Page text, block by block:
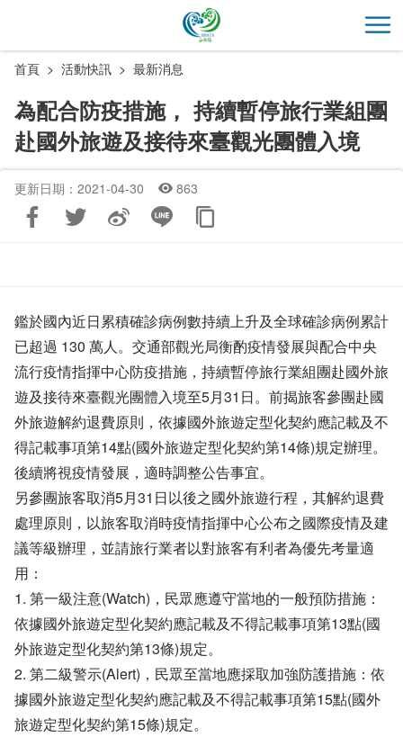
主
開
首頁 活動快訊 最新消息
為配合防疫措施， 持續暫停旅行業組團
赴國外旅遊及接待來臺觀光團體入境
更新日期：2021-04-30 863
鑑於國內近日累積確診病例數持續上升及全球確診病例累計
已超過 130 萬人。交通部觀光局衡酌疫情發展與配合中央
流行疫情指揮中心防疫措施，持續暫停旅行業組團赴國外旅
遊及接待來臺觀光團體入境至5月31日。前揭旅客參團赴國
外旅遊解約退費原則，依據國外旅遊定型化契約應記載及不
得記載事項第14點(國外旅遊定型化契約第14條)規定辦理。
後續將視疫情發展，適時調整公告事宜。
另參團旅客取消5月31日以後之國外旅遊行程，其解約退費
處理原則，以旅客取消時疫情指揮中心公布之國際疫情及建
議等級辦理，並請旅行業者以對旅客有利者為優先考量適
用：
1. 第一級注意(Watch)，民眾應遵守當地的一般預防措施：
依據國外旅遊定型化契約應記載及不得記載事項第13點(國
外旅遊定型化契約第13條)規定。
2. 第二級警示(Alert)，民眾至當地應採取加強防護措施：依
據國外旅遊定型化契約應記載及不得記載事項第15點(國外
旅遊定型化契約第15條)規定。